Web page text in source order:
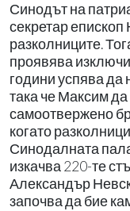
Синодът на
секретар
разколниците.
проявява
години успява да
така че Максим
самоотвержено
когато
Синодалната
изкачва 220-те
Александър
започва да бие